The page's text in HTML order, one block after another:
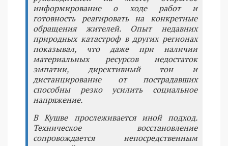
информирование о ходе работ и
готовность реагировать на конкретные
обращения жителей. Опыт недавних
природных катастроф в других регионах
показывал, что даже при наличии
материальных ресурсов недостаток
эмпатии, директивный тон и
дистанцирование от пострадавших
способны резко усилить социальное
напряжение.
В Кушве прослеживается иной подход.
Техническое восстановление
сопровождается непосредственным